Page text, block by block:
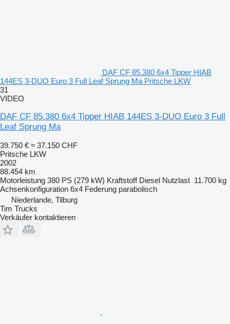
DAF CF 85.380 6x4 Tipper HIAB
144ES 3-DUO Euro 3 Full Leaf Sprung Ma Pritsche LKW
31
VIDEO
DAF CF 85.380 6x4 Tipper HIAB 144ES 3-DUO Euro 3 Full
Leaf Sprung Ma
39.750 € ≈ 37.150 CHF
Pritsche LKW
2002
88.454 km
Motorleistung 380 PS (279 kW) Kraftstoff Diesel Nutzlast 11.700 kg
Achsenkonfiguration 6x4 Federung parabolisch
Niederlande, Tilburg
Tim Trucks
Verkäufer kontaktieren